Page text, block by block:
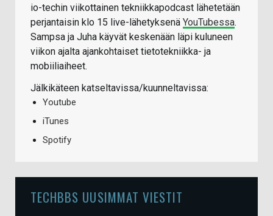
io-techin viikottainen tekniikkapodcast lähetetään
perjantaisin klo 15 live-lähetyksenä YouTubessa.
Sampsa ja Juha käyvät keskenään läpi kuluneen
viikon ajalta ajankohtaiset tietotekniikka- ja
mobiiliaiheet.
Jälkikäteen katseltavissa/kuunneltavissa:
Youtube
iTunes
Spotify
TECHBBS UUSIMMAT VIESTIT